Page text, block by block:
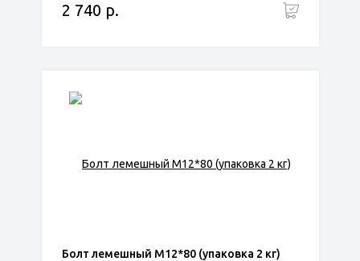
2 740 р.
Болт лемешный М12*80 (упаковка 2 кг)